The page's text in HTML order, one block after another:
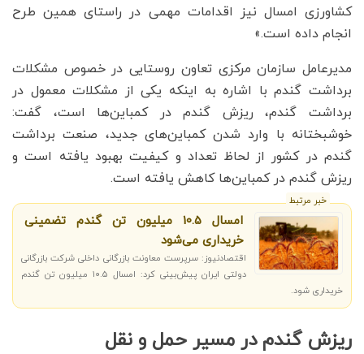
کشاورزی امسال نیز اقدامات مهمی در راستای همین طرح
انجام داده است.»
مدیرعامل سازمان مرکزی تعاون روستایی در خصوص مشکلات
برداشت گندم با اشاره به اینکه یکی از مشکلات معمول در
برداشت گندم، ریزش گندم در کمباین‌ها است، گفت:
خوشبختانه با وارد شدن کمباین‌های جدید، صنعت برداشت
گندم در کشور از لحاظ تعداد و کیفیت بهبود یافته است و
ریزش گندم در کمباین‌ها کاهش یافته است.
خبر مرتبط
امسال 10.5 میلیون تن گندم تضمینی
خریداری می‌شود
اقتصادنیوز: سرپرست معاونت بازرگانی داخلی شرکت بازرگانی
دولتی ایران پیش‌بینی کرد: امسال ۱۰.۵ میلیون تن گندم
خریداری شود.
ریزش گندم در مسیر حمل و نقل